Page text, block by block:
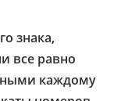
знака,
все равно
каждому